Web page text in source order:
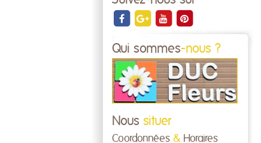
Qui sommes-nous ?
Nous situer
Coordonnées & Horaires